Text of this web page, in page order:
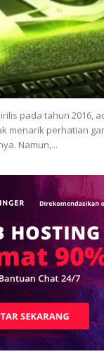
pada tahun 2016,
menarik perhatian
Namun,...